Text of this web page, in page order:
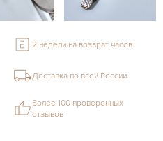
2 недели на возврат часов
Доставка по всей России
Более 100 проверенных
отзывов